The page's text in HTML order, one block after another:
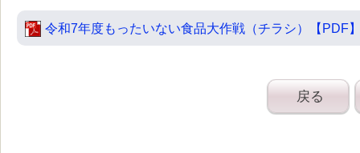
令和7年度もったいない食品大作戦（チラシ）【PDF
戻る